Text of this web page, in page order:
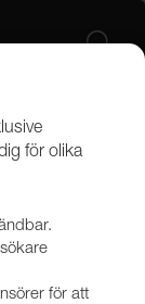
för olika
för att